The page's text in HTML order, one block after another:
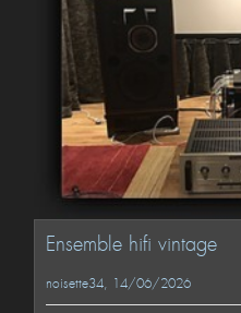
Ensemble hifi vintage
noisette34, 14/06/2026